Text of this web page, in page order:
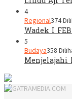
4
Regional374
Wadek I
5
Budaya358
Menjelajahi